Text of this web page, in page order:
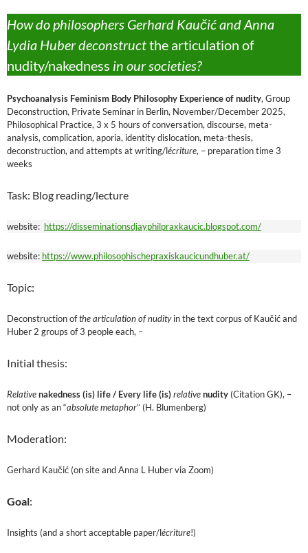
How do philosophers Gerhard Kaučić and Anna
Lydia Huber deconstructthe articulation of
nudity/nakedness in our societies?
Psychoanalysis Feminism Body Philosophy Experience of nudity, Group
Deconstruction, Private Seminar in Berlin, November/December 2025,
Philosophical Practice, 3 x 5 hours of conversation, discourse, meta-
analysis, complication, aporia, identity dislocation, meta-thesis,
deconstruction, and attempts at writing/lécriture, – preparation time 3
weeks
Task: Blog reading/lecture
website: https://disseminationsdjayphilpraxkaucic.blogspot.com/
website: https://www.philosophischepraxiskaucicundhuber.at/
Topic:
Deconstruction ofthe articulation of nudityin the text corpus of Kaučić and
Huber 2 groups of 3 people each, –
Initial thesis:
Relativenakedness (is) life / Every life (is)relativenudity (Citation GK), –
not only as an “absolute metaphor” (H. Blumenberg)
Moderation:
Gerhard Kaučić (on site and Anna L Huber via Zoom)
Goal:
Insights (and a short acceptable paper/lécriture!)